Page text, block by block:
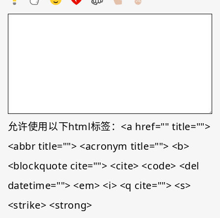
允许使用以下html标签：<a href="" title="">
<abbr title=""> <acronym title=""> <b>
<blockquote cite=""> <cite> <code> <del
datetime=""> <em> <i> <q cite=""> <s>
<strike> <strong>